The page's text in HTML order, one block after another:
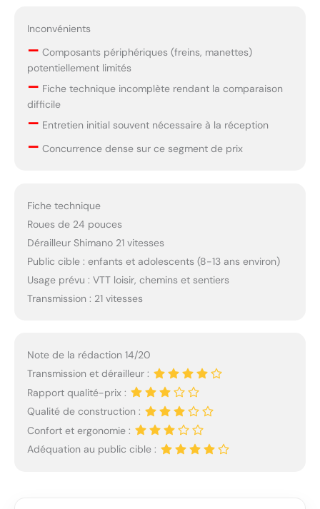
Inconvénients
– Composants périphériques (freins, manettes)
potentiellement limités
– Fiche technique incomplète rendant la comparaison
difficile
– Entretien initial souvent nécessaire à la réception
– Concurrence dense sur ce segment de prix
Fiche technique
Roues de 24 pouces
Dérailleur Shimano 21 vitesses
Public cible : enfants et adolescents (8-13 ans environ)
Usage prévu : VTT loisir, chemins et sentiers
Transmission : 21 vitesses
Note de la rédaction 14/20
Transmission et dérailleur :
Rapport qualité-prix :
Qualité de construction :
Confort et ergonomie :
Adéquation au public cible :